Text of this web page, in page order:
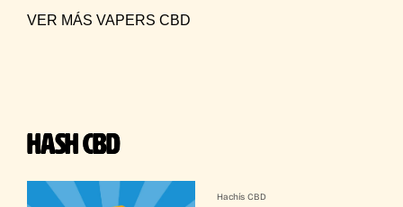
VER MÁS VAPERS CBD
HASH CBD
Hachís CBD